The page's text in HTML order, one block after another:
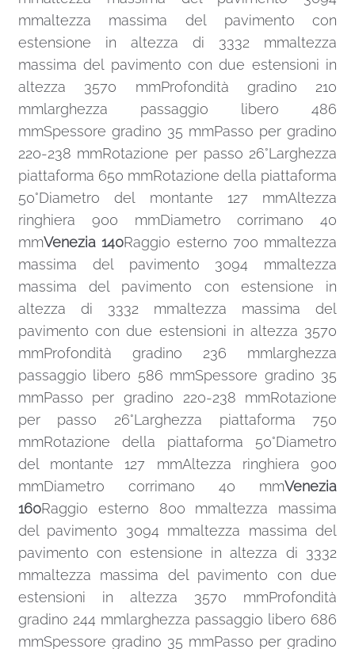
mmaltezza massima del pavimento con
estensione in altezza di 3332 mmaltezza
massima del pavimento con due estensioni in
altezza 3570 mmProfondità gradino 210
mmlarghezza passaggio libero 486
mmSpessore gradino 35 mmPasso per gradino
220-238 mmRotazione per passo 26°Larghezza
piattaforma 650 mmRotazione della piattaforma
50°Diametro del montante 127 mmAltezza
ringhiera 900 mmDiametro corrimano 40
mmVenezia 140Raggio esterno 700 mmaltezza
massima del pavimento 3094 mmaltezza
massima del pavimento con estensione in
altezza di 3332 mmaltezza massima del
pavimento con due estensioni in altezza 3570
mmProfondità gradino 236 mmlarghezza
passaggio libero 586 mmSpessore gradino 35
mmPasso per gradino 220-238 mmRotazione
per passo 26°Larghezza piattaforma 750
mmRotazione della piattaforma 50°Diametro
del montante 127 mmAltezza ringhiera 900
mmDiametro corrimano 40 mmVenezia
160Raggio esterno 800 mmaltezza massima
del pavimento 3094 mmaltezza massima del
pavimento con estensione in altezza di 3332
mmaltezza massima del pavimento con due
estensioni in altezza 3570 mmProfondità
gradino 244 mmlarghezza passaggio libero 686
mmSpessore gradino 35 mmPasso per gradino